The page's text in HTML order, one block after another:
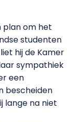
plan om het
studenten
hij de Kamer
sympathiek
een
bescheiden
lange na niet